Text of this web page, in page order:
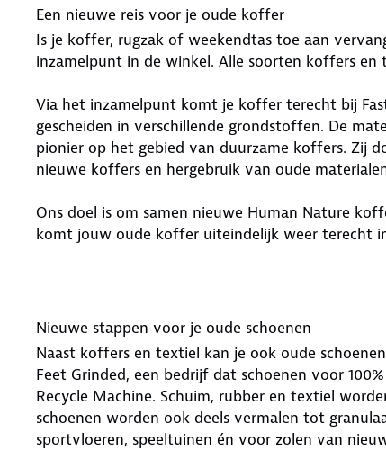
Een nieuwe reis voor je oude koffer
Is je koffer, rugzak of weekendtas toe aan
inzamelpunt in de winkel. Alle soorten koffers en
Via het inzamelpunt komt je koffer terecht bij
gescheiden in verschillende grondstoffen. De
pionier op het gebied van duurzame koffers. Zij
nieuwe koffers en hergebruik van oude
Ons doel is om samen nieuwe Human Nature
komt jouw oude koffer uiteindelijk weer terecht
Nieuwe stappen voor je oude schoenen
Naast koffers en textiel kan je ook oude
Feet Grinded, een bedrijf dat schoenen voor
Recycle Machine. Schuim, rubber en textiel
schoenen worden ook deels vermalen tot
sportvloeren, speeltuinen én voor zolen van